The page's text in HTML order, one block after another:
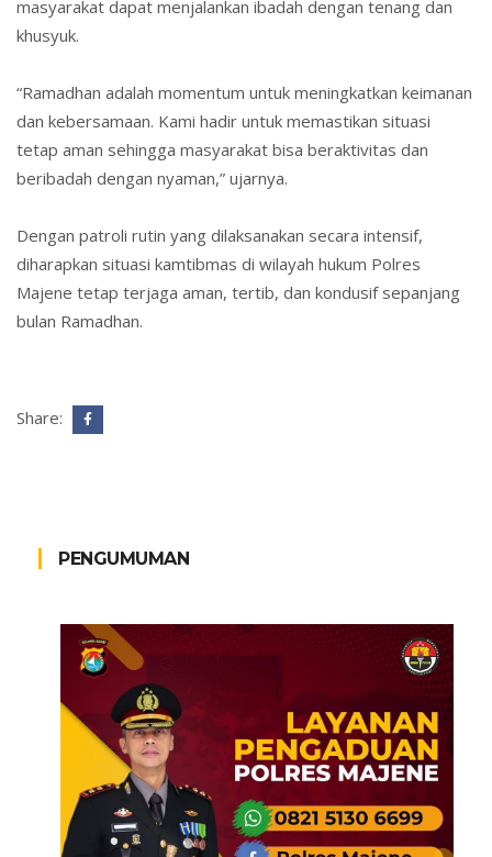
masyarakat dapat menjalankan ibadah dengan tenang dan
khusyuk.
“Ramadhan adalah momentum untuk meningkatkan keimanan
dan kebersamaan. Kami hadir untuk memastikan situasi
tetap aman sehingga masyarakat bisa beraktivitas dan
beribadah dengan nyaman,” ujarnya.
Dengan patroli rutin yang dilaksanakan secara intensif,
diharapkan situasi kamtibmas di wilayah hukum Polres
Majene tetap terjaga aman, tertib, dan kondusif sepanjang
bulan Ramadhan.
Share:
PENGUMUMAN